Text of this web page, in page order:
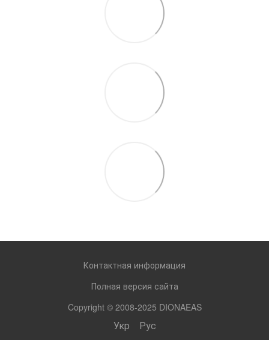
Контактная информация
Полная версия сайта
Copyright © 2008-2025 DIONAEAS
Укр Рус